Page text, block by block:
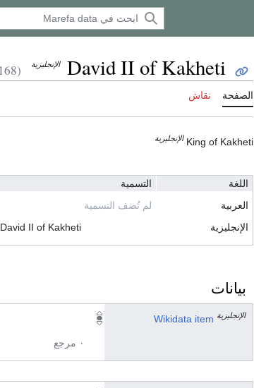
David II of Kakheti الإنجليزية (Q1001168)
الصفحة نقاش
King of Kakheti الإنجليزية
اللغة التسمية
العربية
لم تُضف التسمية
الإنجليزية
David II of Kakheti
بيانات
Wikidata item الإنجليزية
٠ مرجع